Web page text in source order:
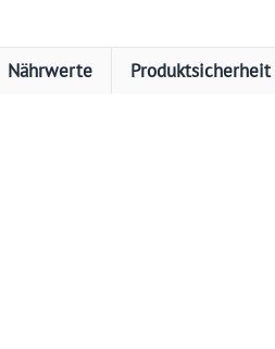
Nährwerte Produktsicherheit